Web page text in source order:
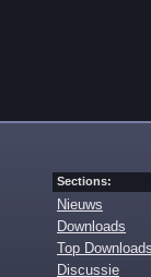
Sections:
Nieuws
Downloads
Top Downloads
Discussie